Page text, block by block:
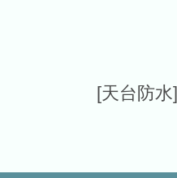
[天台防